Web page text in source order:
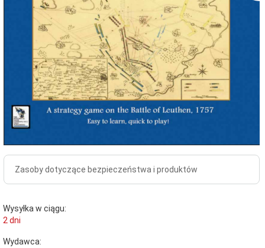
Zasoby dotyczące bezpieczeństwa i produktów
Wysyłka w ciągu:
2 dni
Wydawca: